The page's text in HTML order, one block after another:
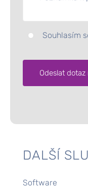
Souhlasím
DALŠÍ
Software